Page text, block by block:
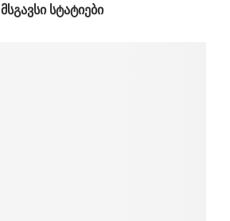
ᲛᲡᲒᲐᲕᲡᲘ ᲡᲢᲐᲢᲘᲔᲑᲘ